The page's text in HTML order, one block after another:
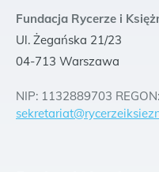
Fundacja Rycerze i
Ul. Żegańska 21/23
04-713 Warszawa
NIP: 1132889703